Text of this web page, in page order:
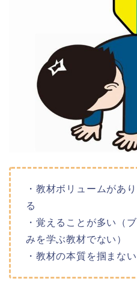
・教材ボリュームがあ
る
・覚えることが多い（
みを学ぶ教材でない）
・教材の本質を掴まな